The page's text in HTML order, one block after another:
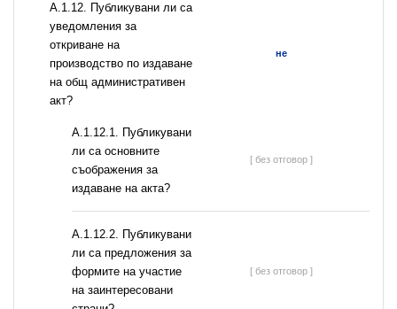
А.1.12. Публикувани ли са
уведомления за
откриване на
производство по издаване
на общ административен
акт?
не
А.1.12.1. Публикувани
ли са основните
съображения за
издаване на акта?
[ без отговор ]
А.1.12.2. Публикувани
ли са предложения за
формите на участие
на заинтересовани
[ без отговор ]